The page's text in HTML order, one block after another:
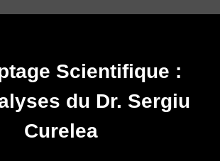
Scientifique :
du Dr. Sergiu
Curelea